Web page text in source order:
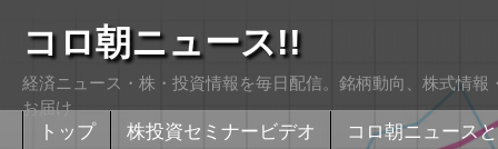
コロ朝ニュース!!
経済ニュース・株・投資情報を毎日配信。銘柄動向、株式情
お届け
トップ 株投資セミナービデオ
コロ朝ニュース